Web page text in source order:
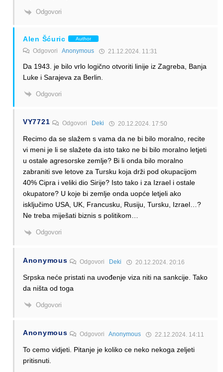
Odgovori
Alen Šćuric Author
Odgovori Anonymous 21.12.2024. 11:31
Da 1943. je bilo vrlo logično otvoriti linije iz Zagreba, Banja
Luke i Sarajeva za Berlin.
Odgovori
VY7721 Odgovori Deki 20.12.2024. 17:50
Recimo da se slažem s vama da ne bi bilo moralno, recite
vi meni je li se slažete da isto tako ne bi bilo moralno letjeti
u ostale agresorske zemlje? Bi li onda bilo moralno
zabraniti sve letove za Tursku koja drži pod okupacijom
40% Cipra i veliki dio Sirije? Isto tako i za Izrael i ostale
okupatore? U koje bi zemlje onda uopće letjeli ako
isključimo USA, UK, Francusku, Rusiju, Tursku, Izrael…?
Ne treba miješati biznis s politikom…
Odgovori
Anonymous Odgovori Deki 20.12.2024. 20:16
Srpska neće pristati na uvođenje viza niti na sankcije. Tako
da ništa od toga
Odgovori
Anonymous OdgovoriAnonymous 22.12.2024. 14:11
To cemo vidjeti. Pitanje je koliko ce neko nekoga zeljeti
pritisnuti.